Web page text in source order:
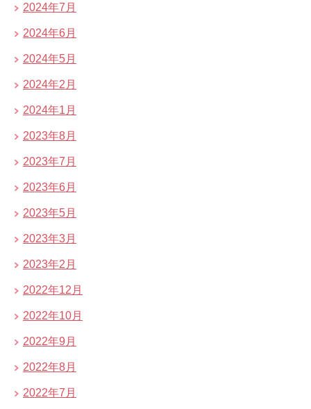
2024年7月
2024年6月
2024年5月
2024年2月
2024年1月
2023年8月
2023年7月
2023年6月
2023年5月
2023年3月
2023年2月
2022年12月
2022年10月
2022年9月
2022年8月
2022年7月